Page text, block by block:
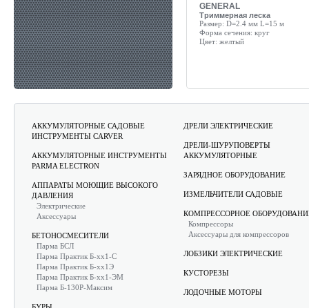
GENERAL
Триммерная леска
Размер: D=2.4 мм L=15 м
Форма сечения: круг
Цвет: желтый
АККУМУЛЯТОРНЫЕ САДОВЫЕ
ИНСТРУМЕНТЫ CARVER
АККУМУЛЯТОРНЫЕ ИНСТРУМЕНТЫ
PARMA ELECTRON
АППАРАТЫ МОЮЩИЕ ВЫСОКОГО
ДАВЛЕНИЯ
Электрические
Аксессуары
БЕТОНОСМЕСИТЕЛИ
Парма БСЛ
Парма Практик Б-хх1-С
Парма Практик Б-хх1Э
Парма Практик Б-хх1-ЭМ
Парма Б-130Р-Максим
ДРЕЛИ ЭЛЕКТРИЧЕСКИЕ
ДРЕЛИ-ШУРУПОВЕРТЫ
АККУМУЛЯТОРНЫЕ
ЗАРЯДНОЕ ОБОРУДОВАНИЕ
ИЗМЕЛЬЧИТЕЛИ САДОВЫЕ
КОМПРЕССОРНОЕ
Компрессоры
Аксессуары для компрессоров
ЛОБЗИКИ ЭЛЕКТРИЧЕСКИЕ
КУСТОРЕЗЫ
ЛОДОЧНЫЕ МОТОРЫ